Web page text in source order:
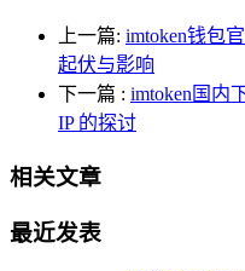
上一篇: imtoken钱包
起伏与影响
下一篇 : imtoken国内
IP 的探讨
相关文章
最近发表